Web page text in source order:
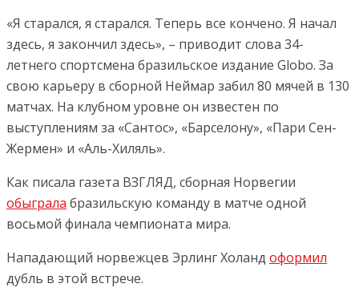
«Я старался, я старался. Теперь все кончено. Я начал
здесь, я закончил здесь», – приводит слова 34-
летнего спортсмена бразильское издание Globo. За
свою карьеру в сборной Неймар забил 80 мячей в 130
матчах. На клубном уровне он известен по
выступлениям за «Сантос», «Барселону», «Пари Сен-
Жермен» и «Аль-Хиляль».
Как писала газета ВЗГЛЯД, сборная Норвегии
обыграла бразильскую команду в матче одной
восьмой финала чемпионата мира.
Нападающий норвежцев Эрлинг Холанд оформил
дубль в этой встрече.